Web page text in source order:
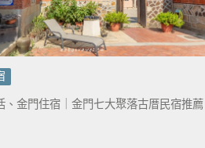
、金門住宿｜金門七大聚落古厝民宿推薦